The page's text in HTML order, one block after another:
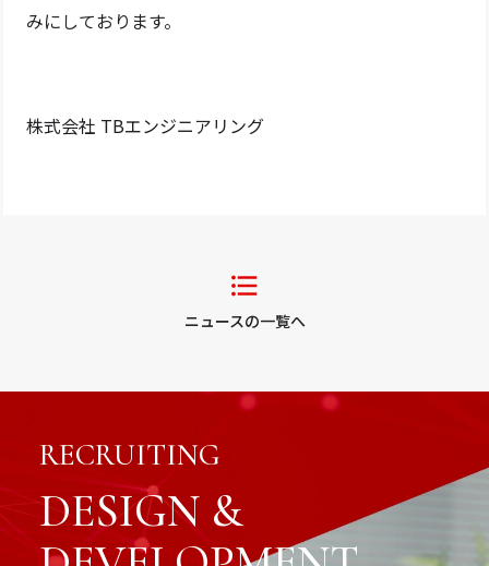
みにしております。
株式会社 TBエンジニアリング
ニュースの一覧へ
RECRUITING
DESIGN &